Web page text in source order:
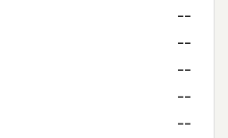
--
--
--
--
--